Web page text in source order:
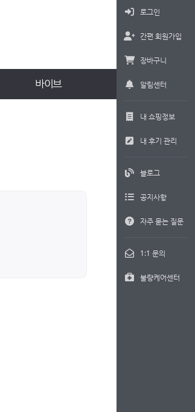
바이브
로그인
간편 회원가입
장바구니
알림센터
내 쇼핑정보
내 후기 관리
블로그
공지사항
자주 묻는 질문
1:1 문의
불량케어센터